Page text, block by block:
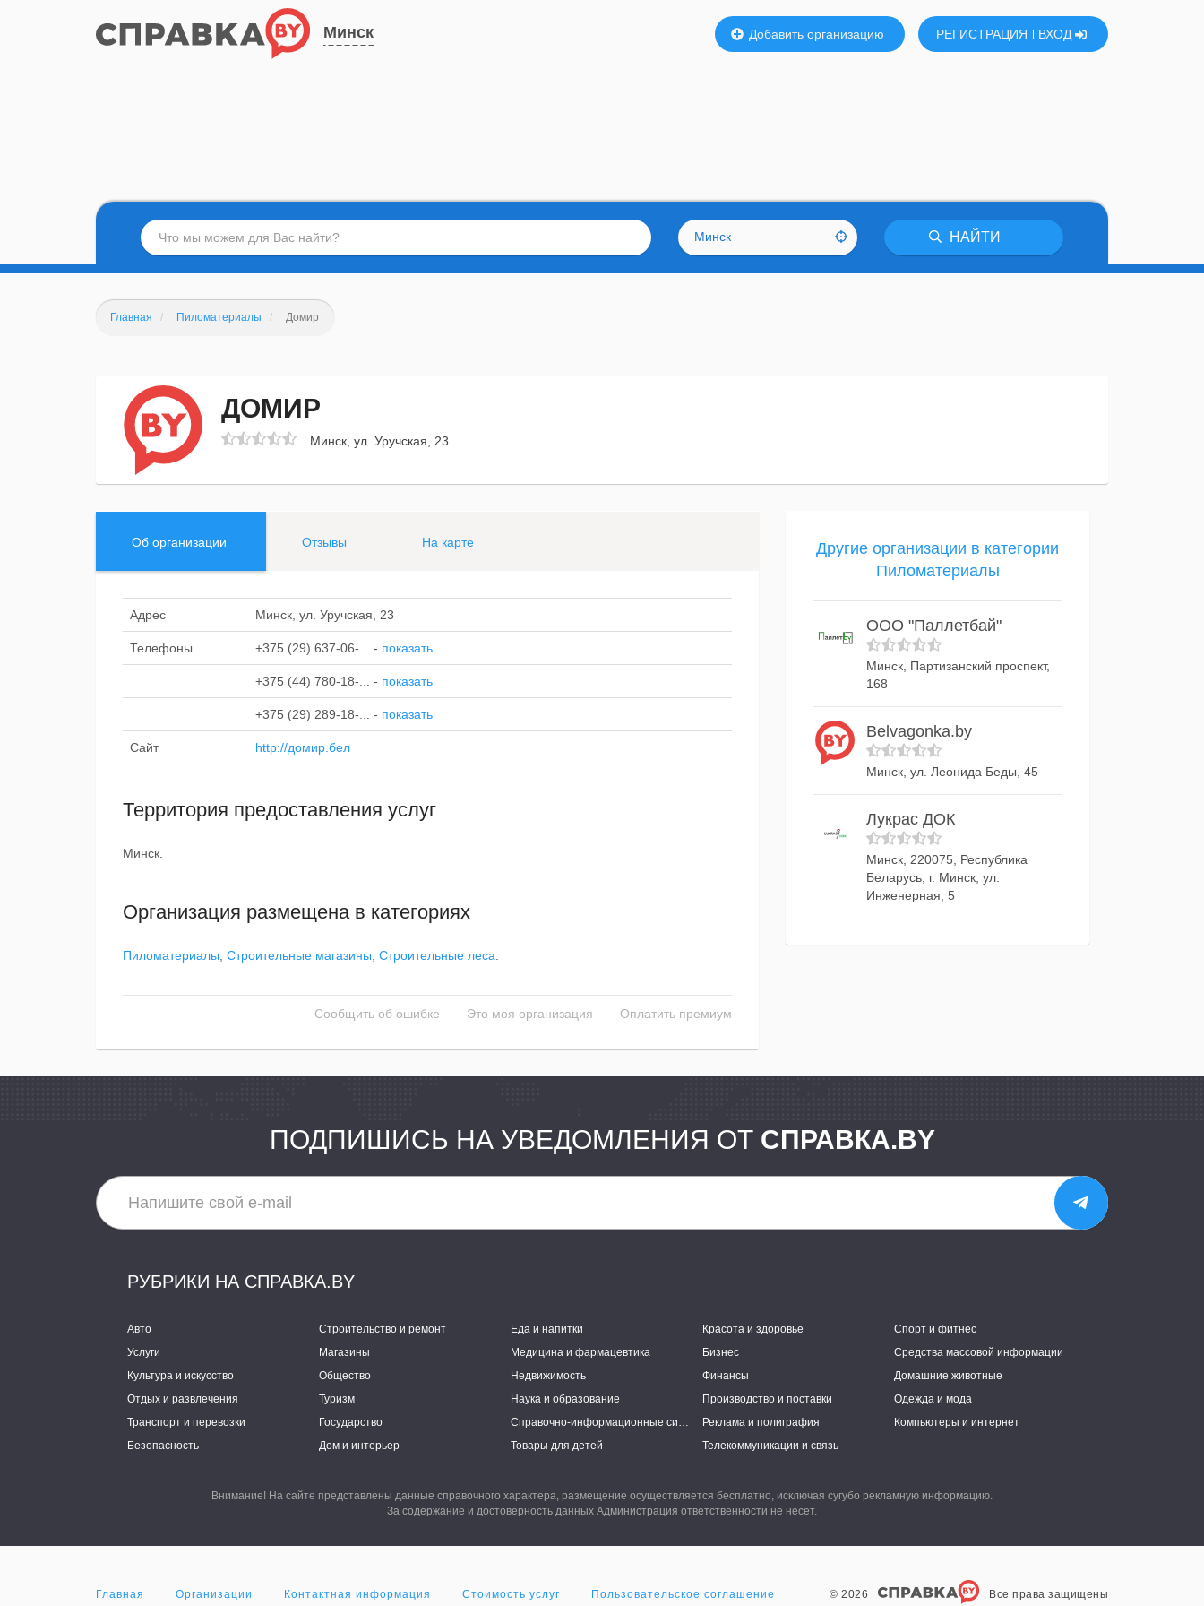
Минск Добавить организацию РЕГИСТРАЦИЯ ВХОД
Минск НАЙТИ
Главная Пиломатериалы Домир
ДОМИР
Минск, ул. Уручская, 23
Об организации Отзывы На карте
Адрес Минск, ул. Уручская, 23
Телефоны +375 (29) 637-06-... - показать
+375 (44) 780-18-... - показать
+375 (29) 289-18-... - показать
Сайт http://домир.бел
Территория предоставления услуг
Минск.
Организация размещена в категориях
Пиломатериалы Строительные магазины Строительные леса
Сообщить об ошибке Это моя организация Оплатить премиум
Другие организации в категории
Пиломатериалы
ООО "Паллетбай"
Минск, Партизанский проспект,
168
Belvagonka.by
Минск, ул. Леонида Беды, 45
Лукрас ДОК
Минск, 220075, Республика
Беларусь, г. Минск, ул.
Инженерная, 5
ПОДПИШИСЬ НА УВЕДОМЛЕНИЯ ОТ СПРАВКА.BY
РУБРИКИ НА СПРАВКА.BY
Авто Строительство и ремонт Еда и напитки Красота и здоровье
Спорт и фитнес
Услуги
Магазины Медицина и фармацевтика Бизнес
Средства массовой информации
Культура и искусство
Общество Недвижимость Финансы
Домашние животные
Отдых и развлечения
Туризм Наука и образование Производство и поставки
Одежда и мода
Транспорт и перевозки
Государство Справочно-информационные системы Реклама и полиграфия
Компьютеры и интернет
Безопасность
Дом и интерьер Товары для детей Телекоммуникации и связь
Внимание! На сайте представлены данные справочного характера, размещение осуществляется бесплатно, исключая сугубо рекламную информацию.
За содержание и достоверность данных Администрация ответственности не несет.
Главная Организации Контактная информация Стоимость услуг Пользовательское соглашение © 2026 Все права защищены